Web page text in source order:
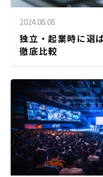
2024.08.08
独立・起業時に選
徹底比較